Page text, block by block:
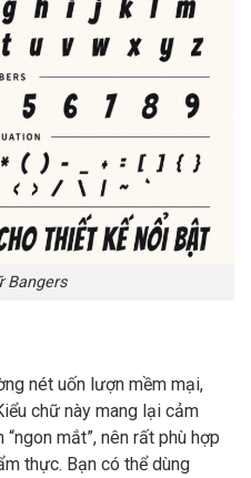
Bangers
nét uốn lượn mềm mại,
chữ này mang lại cảm
mắt”, nên rất phù hợp
thực. Bạn có thể dùng